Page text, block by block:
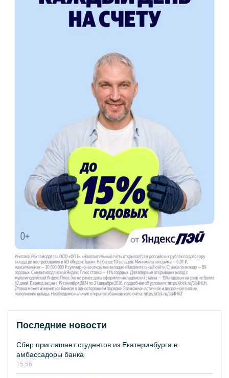
Последние новости
Сбер приглашает студентов из Екатеринбурга в
амбассадоры банка
15:56